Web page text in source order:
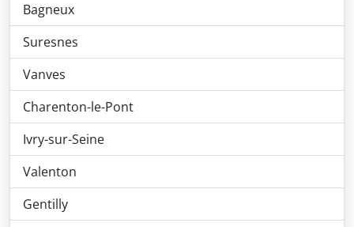
Bagneux
Suresnes
Vanves
Charenton-le-Pont
Ivry-sur-Seine
Valenton
Gentilly